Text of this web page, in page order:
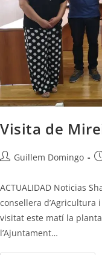
Visita de
Guillem Domingo
ACTUALIDAD Noticias
consellera d’Agricultura
visitat este matí la
l’Ajuntament…